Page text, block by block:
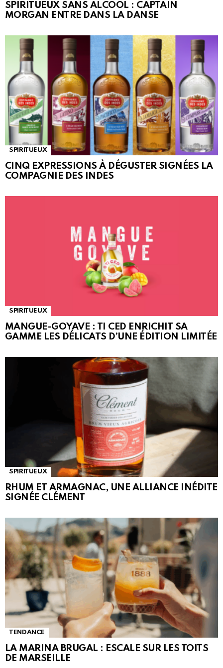
SPIRITUEUX SANS ALCOOL : CAPTAIN
MORGAN ENTRE DANS LA DANSE
SPIRITUEUX
CINQ EXPRESSIONS À DÉGUSTER SIGNÉES LA
COMPAGNIE DES INDES
SPIRITUEUX
MANGUE-GOYAVE : TI CED ENRICHIT SA
GAMME LES DÉLICATS D’UNE ÉDITION LIMITÉE
SPIRITUEUX
RHUM ET ARMAGNAC, UNE ALLIANCE INÉDITE
SIGNÉE CLÉMENT
TENDANCE
LA MARINA BRUGAL : ESCALE SUR LES TOITS
DE MARSEILLE